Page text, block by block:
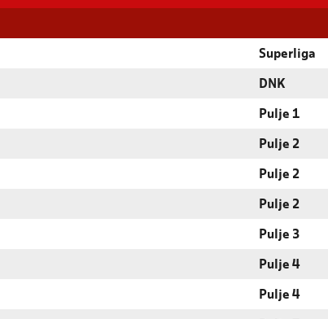
Superliga
DNK
Pulje 1
Pulje 2
Pulje 2
Pulje 2
Pulje 3
Pulje 4
Pulje 4